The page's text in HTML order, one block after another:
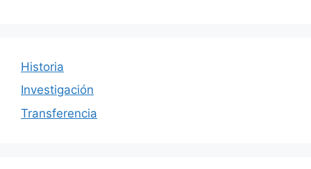
Historia
Investigación
Transferencia